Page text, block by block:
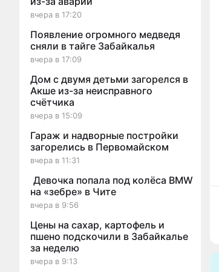
вчера в 17:20
Появление огромного медведя
сняли в тайге Забайкалья
вчера в 17:09
Дом с двумя детьми загорелся в
Акше из-за неисправного
счётчика
вчера в 15:09
Гараж и надворные постройки
загорелись в Первомайском
вчера в 11:31
Девочка попала под колёса BMW
на «зебре» в Чите
вчера в 9:56
Цены на сахар, картофель и
пшено подскочили в Забайкалье
за неделю
вчера в 9:13